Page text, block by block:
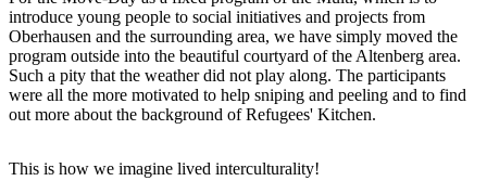
introduce young people to social initiatives and projects from
Oberhausen and the surrounding area, we have simply moved the
program outside into the beautiful courtyard of the Altenberg area.
Such a pity that the weather did not play along. The participants
were all the more motivated to help sniping and peeling and to find
out more about the background of Refugees' Kitchen.
This is how we imagine lived interculturality!